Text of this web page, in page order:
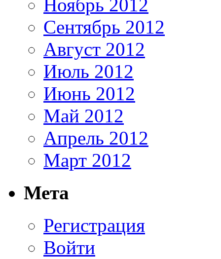
Ноябрь 2012
Сентябрь 2012
Август 2012
Июль 2012
Июнь 2012
Май 2012
Апрель 2012
Март 2012
Мета
Регистрация
Войти